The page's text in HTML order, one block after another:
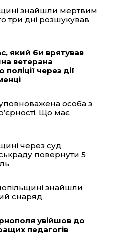
знайшли мертвим
три дні розшукував
який би врятував
ветерана
через дії
уповноважена особа з
Що має
через суд
повернути 5
знайшли
снаряд
увійшов до
педагогів